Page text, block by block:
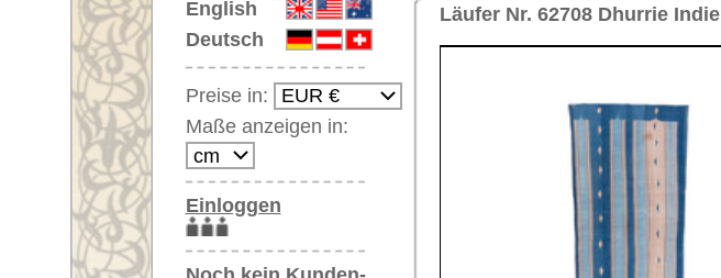
Einloggen
Noch kein Kunden-
Login?
Ihr Warenkorb:
Ihr Warenkorb ist leer.
Artikelnummer:
Moderne Teppiche